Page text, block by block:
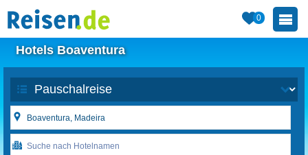
0
Hotels Boaventura